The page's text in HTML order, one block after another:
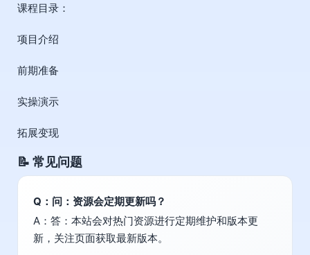
课程目录：
项目介绍
前期准备
实操演示
拓展变现
📝 常见问题
Q：问：资源会定期更新吗？
A：答：本站会对热门资源进行定期维护和版本更
新，关注页面获取最新版本。